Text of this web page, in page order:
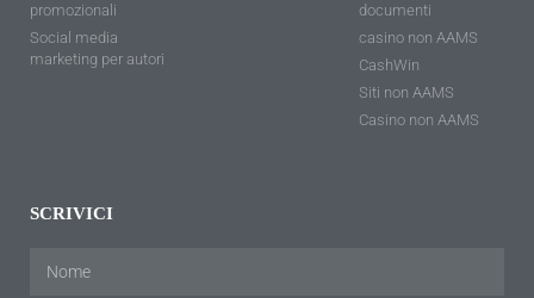
promozionali
Social media
marketing per autori
documenti
casino non AAMS
CashWin
Siti non AAMS
Casino non AAMS
SCRIVICI